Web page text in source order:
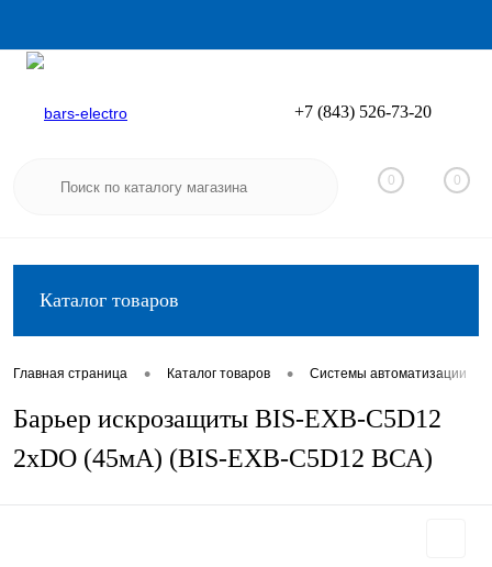
Вход
+7 (843) 526-73-20
0 0
Каталог товаров
Главная страница • Каталог товаров • Системы автоматизации
Барьер искрозащиты BIS-EXB-C5D12
2хDO (45мА) (BIS-EXB-C5D12 ВСА)